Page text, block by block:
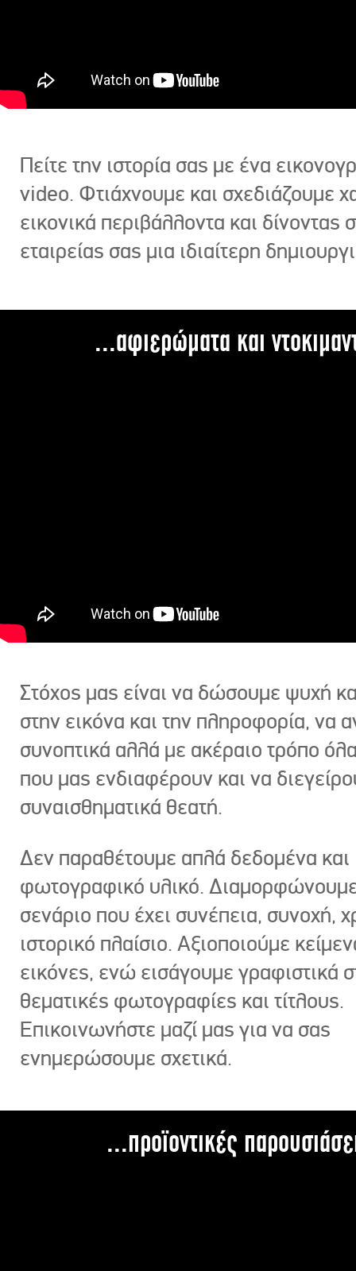
Πείτε την ιστορία σας με ένα
video. Φτιάχνουμε και σχεδιάζουμε
εικονικά περιβάλλοντα και δίνοντας
εταιρείας σας μια ιδιαίτερη
...αφιερώματα και
Στόχος μας είναι να δώσουμε ψυχή
στην εικόνα και την πληροφορία, να
συνοπτικά αλλά με ακέραιο τρόπο
που μας ενδιαφέρουν και να
συναισθηματικά θεατή.
Δεν παραθέτουμε απλά δεδομένα και
φωτογραφικό υλικό.
σενάριο που έχει συνέπεια, συνοχή,
ιστορικό πλαίσιο. Αξιοποιούμε
εικόνες, ενώ εισάγουμε γραφιστικά
θεματικές φωτογραφίες και τίτλους.
Επικοινωνήστε μαζί μας για να σας
ενημερώσουμε σχετικά.
...προϊοντικές